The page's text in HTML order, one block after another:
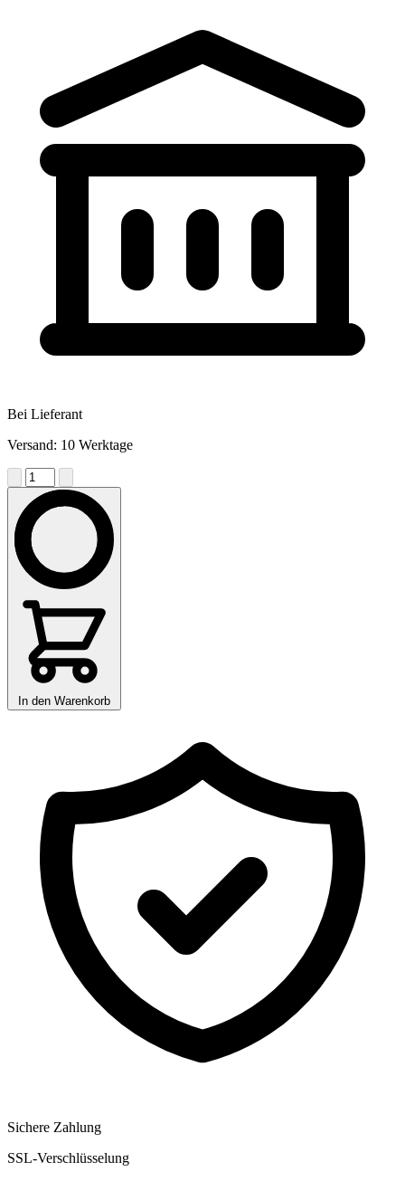
Bei Lieferant
Versand: 10 Werktage
In den Warenkorb
Sichere Zahlung
SSL-Verschlüsselung